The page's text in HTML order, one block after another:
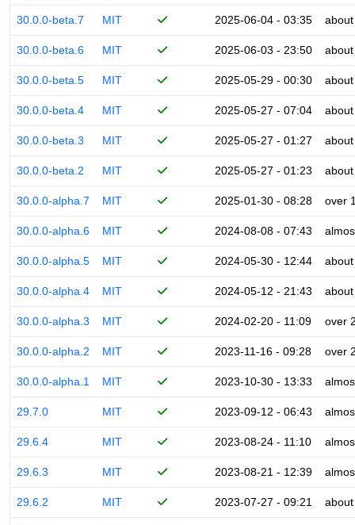
30.0.0-beta.7 MIT 2025-06-04 - 03:35
30.0.0-beta.6 MIT 2025-06-03 - 23:50
30.0.0-beta.5 MIT 2025-05-29 - 00:30
30.0.0-beta.4 MIT 2025-05-27 - 07:04
30.0.0-beta.3 MIT 2025-05-27 - 01:27
30.0.0-beta.2 MIT 2025-05-27 - 01:23
30.0.0-alpha.7 MIT 2025-01-30 - 08:28 over
30.0.0-alpha.6 MIT 2024-08-08 - 07:43
30.0.0-alpha.5 MIT 2024-05-30 - 12:44
30.0.0-alpha.4 MIT 2024-05-12 - 21:43
30.0.0-alpha.3 MIT 2024-02-20 - 11:09 over
30.0.0-alpha.2 MIT 2023-11-16 - 09:28 over
30.0.0-alpha.1 MIT 2023-10-30 - 13:33
29.7.0 MIT 2023-09-12 - 06:43
29.6.4 MIT 2023-08-24 - 11:10
29.6.3 MIT 2023-08-21 - 12:39
29.6.2 MIT 2023-07-27 - 09:21